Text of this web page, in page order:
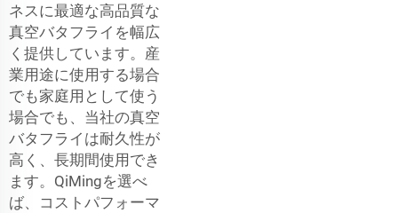
ネスに最適な高品質な
真空バタフライを幅広
く提供しています。産
業用途に使用する場合
でも家庭用として使う
場合でも、当社の真空
バタフライは耐久性が
高く、長期間使用でき
ます。QiMingを選べ
ば、コストパフォーマ